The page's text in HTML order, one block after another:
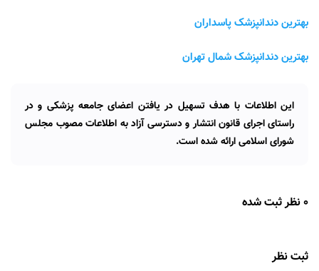
بهترین دندانپزشک پاسداران
بهترین دندانپزشک شمال تهران
این اطلاعات با هدف تسهیل در یافتن اعضای جامعه پزشکی و در
راستای اجرای قانون انتشار و دسترسی آزاد به اطلاعات مصوب مجلس
شورای اسلامی ارائه شده است.
0 نظر ثبت شده
ثبت نظر